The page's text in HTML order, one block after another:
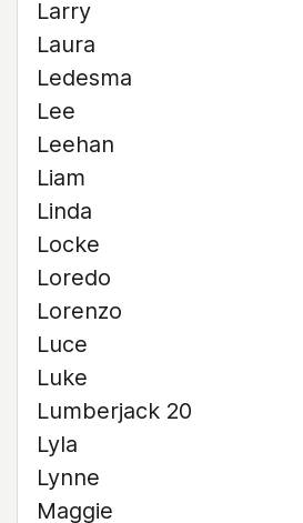
Larry
Laura
Ledesma
Lee
Leehan
Liam
Linda
Locke
Loredo
Lorenzo
Luce
Luke
Lumberjack 20
Lyla
Lynne
Maggie